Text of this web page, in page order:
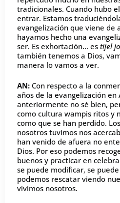
tradicionales. Cuando hubo
entrar. Estamos
evangelización que viene de
hayamos hecho una
ser. Es exhortación… es tijel
también tenemos a Dios,
manera lo vamos a ver.
AN: Con respecto a la
años de la evangelización en
anteriormente no sé bien,
como cultura wampis ritos y
como que se han perdido.
nosotros tuvimos nos
han venido de afuera no
Dios. Por eso podemos
buenos y practicar en
se puede modificar, se
podemos rescatar viendo
vivimos nosotros.